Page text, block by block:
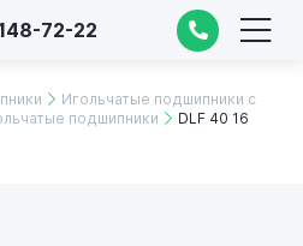
72-22
Игольчатые подшипники с
подшипники
DLF 40 16